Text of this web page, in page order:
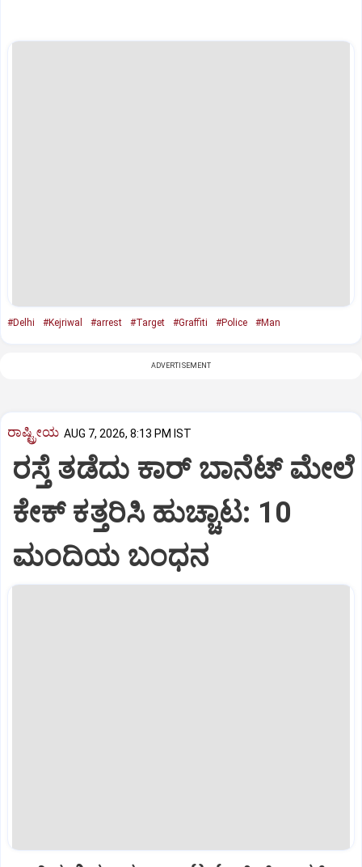
#Delhi #Kejriwal #arrest #Target #Graffiti #Police #Man
ADVERTISEMENT
ರಾಷ್ಟ್ರೀಯ AUG 7, 2026, 8:13 PM IST
ರಸ್ತೆ ತಡೆದು ಕಾರ್ ಬಾನೆಟ್ ಮೇಲೆ
ಕೇಕ್ ಕತ್ತರಿಸಿ ಹುಚ್ಚಾಟ: 10
ಮಂದಿಯ ಬಂಧನ